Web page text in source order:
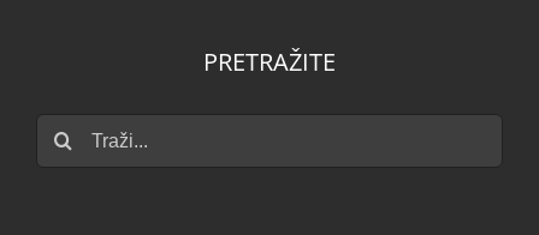
PRETRAŽITE
Traži...